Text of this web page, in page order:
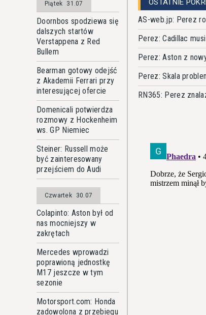
Piątek 31.07
Doornbos spodziewa się
dalszych startów
Verstappena z Red
Bullem
Bearman gotowy odejść
z Akademii Ferrari przy
interesującej ofercie
Domenicali potwierdza
rozmowy z Hockenheim
ws. GP Niemiec
Steiner: Russell może
być zainteresowany
przejściem do Audi
Czwartek 30.07
Colapinto: Aston był od
nas mocniejszy w
zakrętach
Mercedes wprowadzi
poprawioną jednostkę
M17 jeszcze w tym
sezonie
Motorsport.com: Honda
zadowolona z przebiegu
OSTATNIE
AS-web.jp: Perez
Perez: Cadillac
Perez: Aston z
Perez: Skala
RN365: Perez